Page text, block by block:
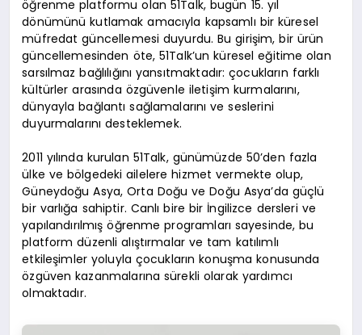
öğrenme platformu olan 51Talk, bugün 15. yıl
dönümünü kutlamak amacıyla kapsamlı bir küresel
müfredat güncellemesi duyurdu. Bu girişim, bir ürün
güncellemesinden öte, 51Talk’un küresel eğitime olan
sarsılmaz bağlılığını yansıtmaktadır: çocukların farklı
kültürler arasında özgüvenle iletişim kurmalarını,
dünyayla bağlantı sağlamalarını ve seslerini
duyurmalarını desteklemek.
2011 yılında kurulan 51Talk, günümüzde 50’den fazla
ülke ve bölgedeki ailelere hizmet vermekte olup,
Güneydoğu Asya, Orta Doğu ve Doğu Asya’da güçlü
bir varlığa sahiptir. Canlı bire bir İngilizce dersleri ve
yapılandırılmış öğrenme programları sayesinde, bu
platform düzenli alıştırmalar ve tam katılımlı
etkileşimler yoluyla çocukların konuşma konusunda
özgüven kazanmalarına sürekli olarak yardımcı
olmaktadır.